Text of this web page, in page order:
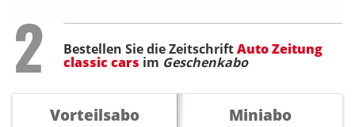
Step
2 Bestellen Sie die ZeitschriftAuto Zeitung
classic cars im Geschenkabo
Vorteilsabo
Miniabo